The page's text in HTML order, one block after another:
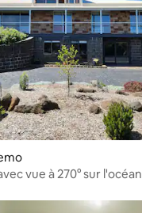
vue à 270° sur l'océan